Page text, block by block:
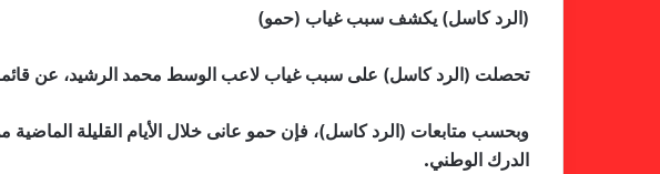
(الرد كاسل) يكشف سبب غياب (حمو)
تحصلت (الرد كاسل) على سبب غياب لاعب الوسط محمد الرشيد، عن قائمة
وبحسب متابعات (الرد كاسل)، فإن حمو عانى خلال الأيام القليلة
الدرك الوطني.